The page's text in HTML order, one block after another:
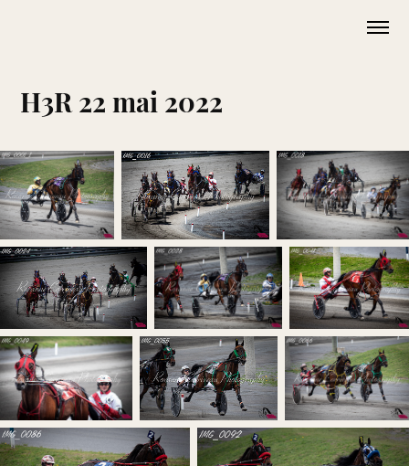
H3R 22 mai 2022